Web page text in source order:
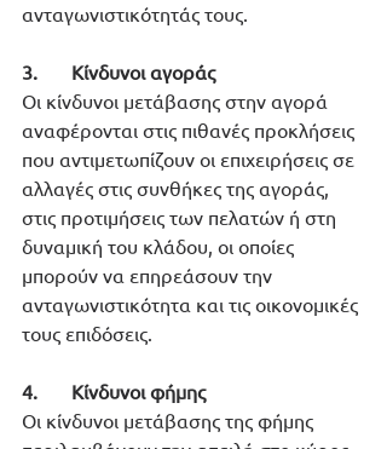
ανταγωνιστικότητάς τους.
3.       Κίνδυνοι αγοράς
Οι κίνδυνοι μετάβασης στην αγορά
αναφέρονται στις πιθανές προκλήσεις
που αντιμετωπίζουν οι επιχειρήσεις σε
αλλαγές στις συνθήκες της αγοράς,
στις προτιμήσεις των πελατών ή στη
δυναμική του κλάδου, οι οποίες
μπορούν να επηρεάσουν την
ανταγωνιστικότητα και τις οικονομικές
τους επιδόσεις.
4.       Κίνδυνοι φήμης
Οι κίνδυνοι μετάβασης της φήμης